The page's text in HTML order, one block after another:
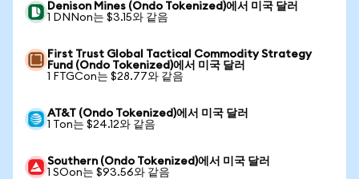
Denison Mines (Ondo Tokenized)에서 미국 달러
1 DNNon는 $3.15와 같음
First Trust Global Tactical Commodity Strategy
Fund (Ondo Tokenized)에서 미국 달러
1 FTGCon는 $28.77와 같음
AT&T (Ondo Tokenized)에서 미국 달러
1 Ton는 $24.12와 같음
Southern (Ondo Tokenized)에서 미국 달러
1 SOon는 $93.56와 같음